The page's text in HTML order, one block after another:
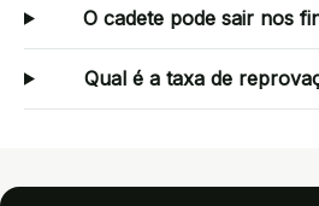
O cadete pode sair nos
Qual é a taxa de